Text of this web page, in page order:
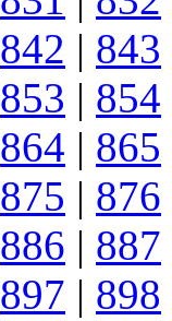
842 | 843
853 | 854
864 | 865
875 | 876
886 | 887
897 | 898